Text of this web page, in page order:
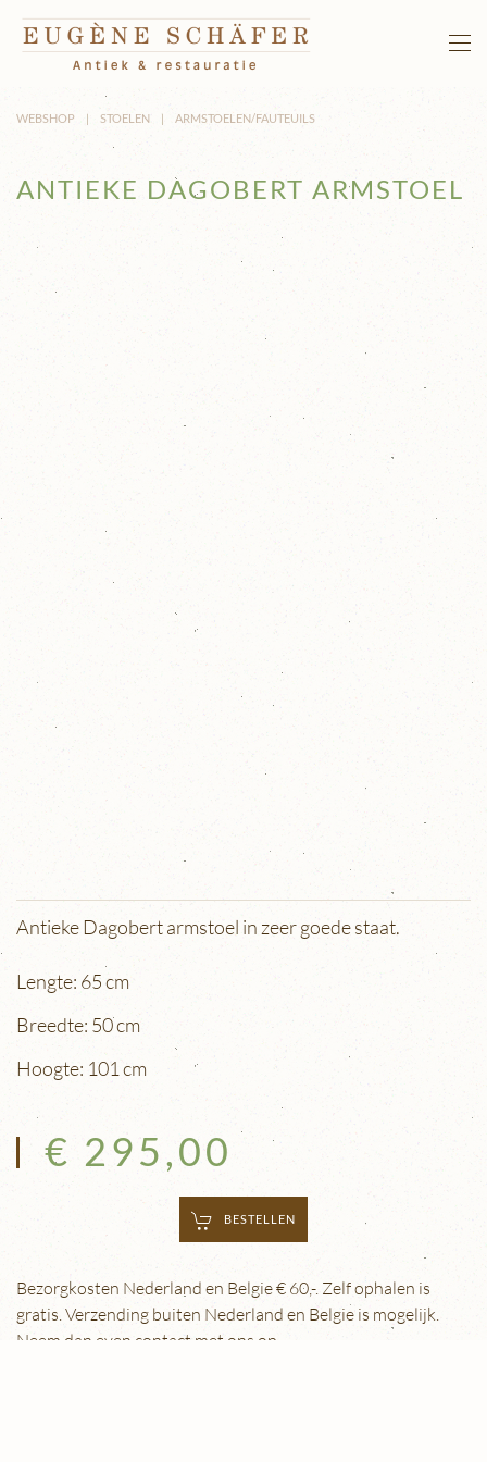
Terug naar hoofdinhoud
WEBSHOP STOELEN ARMSTOELEN/FAUTEUILS
ANTIEKE DAGOBERT ARMSTOEL
Antieke Dagobert armstoel in zeer goede staat.
Lengte: 65 cm
Breedte: 50 cm
Hoogte: 101 cm
€ 295,00
BESTELLEN
Bezorgkosten Nederland en Belgie € 60,-. Zelf ophalen is
gratis. Verzending buiten Nederland en Belgie is mogelijk.
Neem dan even contact met ons op.